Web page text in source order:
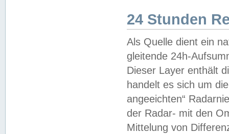
24 Stunden
Als Quelle dient ein
gleitende 24h-
Dieser Layer enthält
handelt es sich um
angeeichten“
der Radar- mit den
Mittelung von